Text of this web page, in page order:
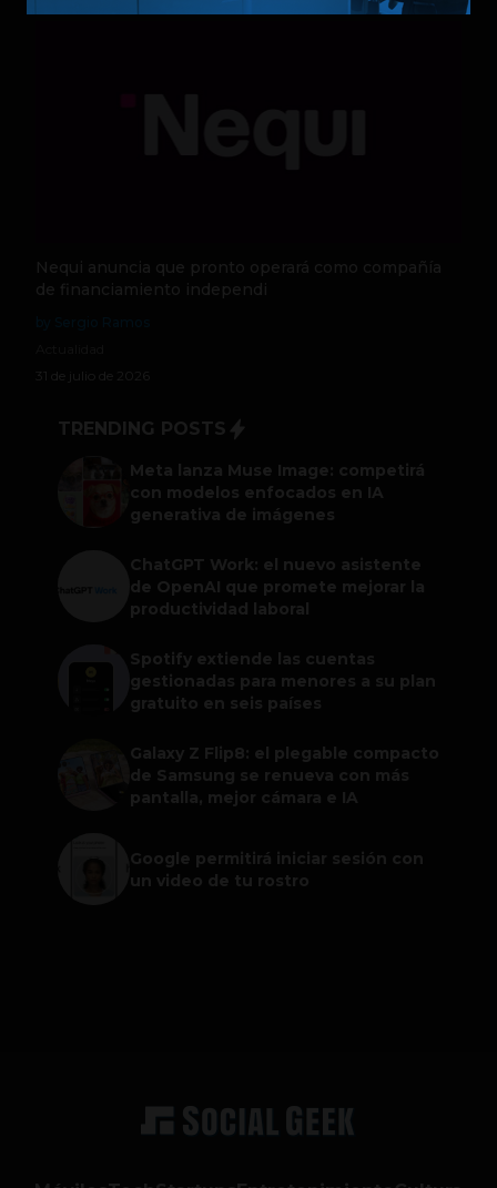
Nequi anuncia que pronto operará como compañía
de financiamiento independi
31 de julio de 2026
TRENDING POSTS
Meta lanza Muse Image: competirá
con modelos enfocados en IA
generativa de imágenes
ChatGPT Work: el nuevo asistente
de OpenAI que promete mejorar la
productividad laboral
Spotify extiende las cuentas
gestionadas para menores a su plan
gratuito en seis países
Galaxy Z Flip8: el plegable compacto
de Samsung se renueva con más
pantalla, mejor cámara e IA
Google permitirá iniciar sesión con
un video de tu rostro